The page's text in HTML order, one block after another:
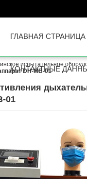
ГЛАВНАЯ СТРАНИЦА
КОНТАКТНЫЕ
испытательное
DH-MB-01
01